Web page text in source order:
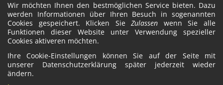
Wir möchten Ihnen den bestmöglichen Service bieten. Dazu
werden Informationen über Ihren Besuch in sogenannten
Cookies gespeichert. Klicken SieZulassen wenn Sie alle
Funktionen dieser Website unter Verwendung spezieller
Cookies aktiveren möchten.
Ihre Cookie-Einstellungen können Sie auf der Seite mit
unserer Datenschutzerklärung später jederzeit wieder
ändern.